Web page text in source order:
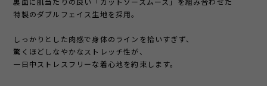
裏面に肌当たりの良い「カットソースムース」を組み合わせた
特製のダブルフェイス生地を採用。
しっかりとした肉感で身体のラインを拾いすぎず、
驚くほどしなやかなストレッチ性が、
一日中ストレスフリーな着心地を約束します。